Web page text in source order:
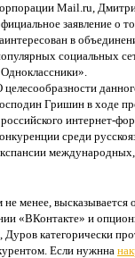
Mail.ru,
заявление о
в
социальных
целесообразности
Гришин в ходе
интернет-
среди
международных,
менее, высказывается
«ВКонтакте» и
категорически
Если нужнна